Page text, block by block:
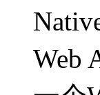
Web